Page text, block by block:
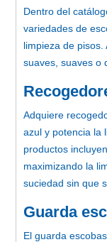
Dentro del
variedades de
limpieza de pisos.
suaves, suaves o
Adquiere
azul y potencia la
productos
maximizando la
suciedad sin que
Guarda
El guarda